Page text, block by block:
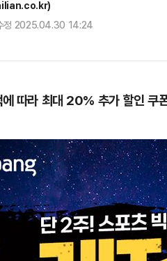
정 2025.04.30 14:24
따라 최대 20% 추가 할인 쿠